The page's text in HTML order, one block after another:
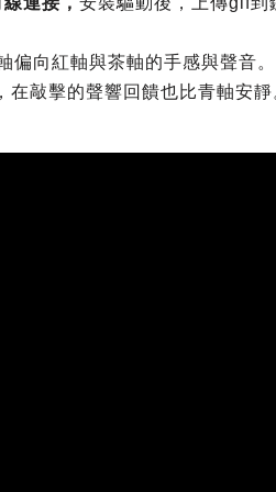
偏向紅軸與茶軸的手感與聲音。
在敲擊的聲響回饋也比青軸安靜